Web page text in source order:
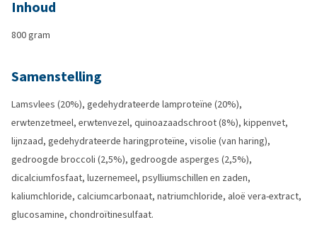
Inhoud
800 gram
Samenstelling
Lamsvlees (20%), gedehydrateerde lamproteïne (20%),
erwtenzetmeel, erwtenvezel, quinoazaadschroot (8%), kippenvet,
lijnzaad, gedehydrateerde haringproteïne, visolie (van haring),
gedroogde broccoli (2,5%), gedroogde asperges (2,5%),
dicalciumfosfaat, luzernemeel, psylliumschillen en zaden,
kaliumchloride, calciumcarbonaat, natriumchloride, aloë vera-extract,
glucosamine, chondroïtinesulfaat.